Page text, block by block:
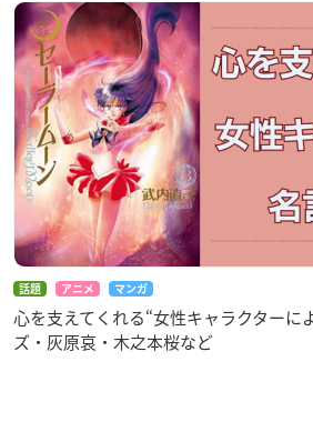
話題 アニメ マンガ
心を支えてくれる“女性キャラクターに
ズ・灰原哀・木之本桜など